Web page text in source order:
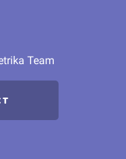
Team